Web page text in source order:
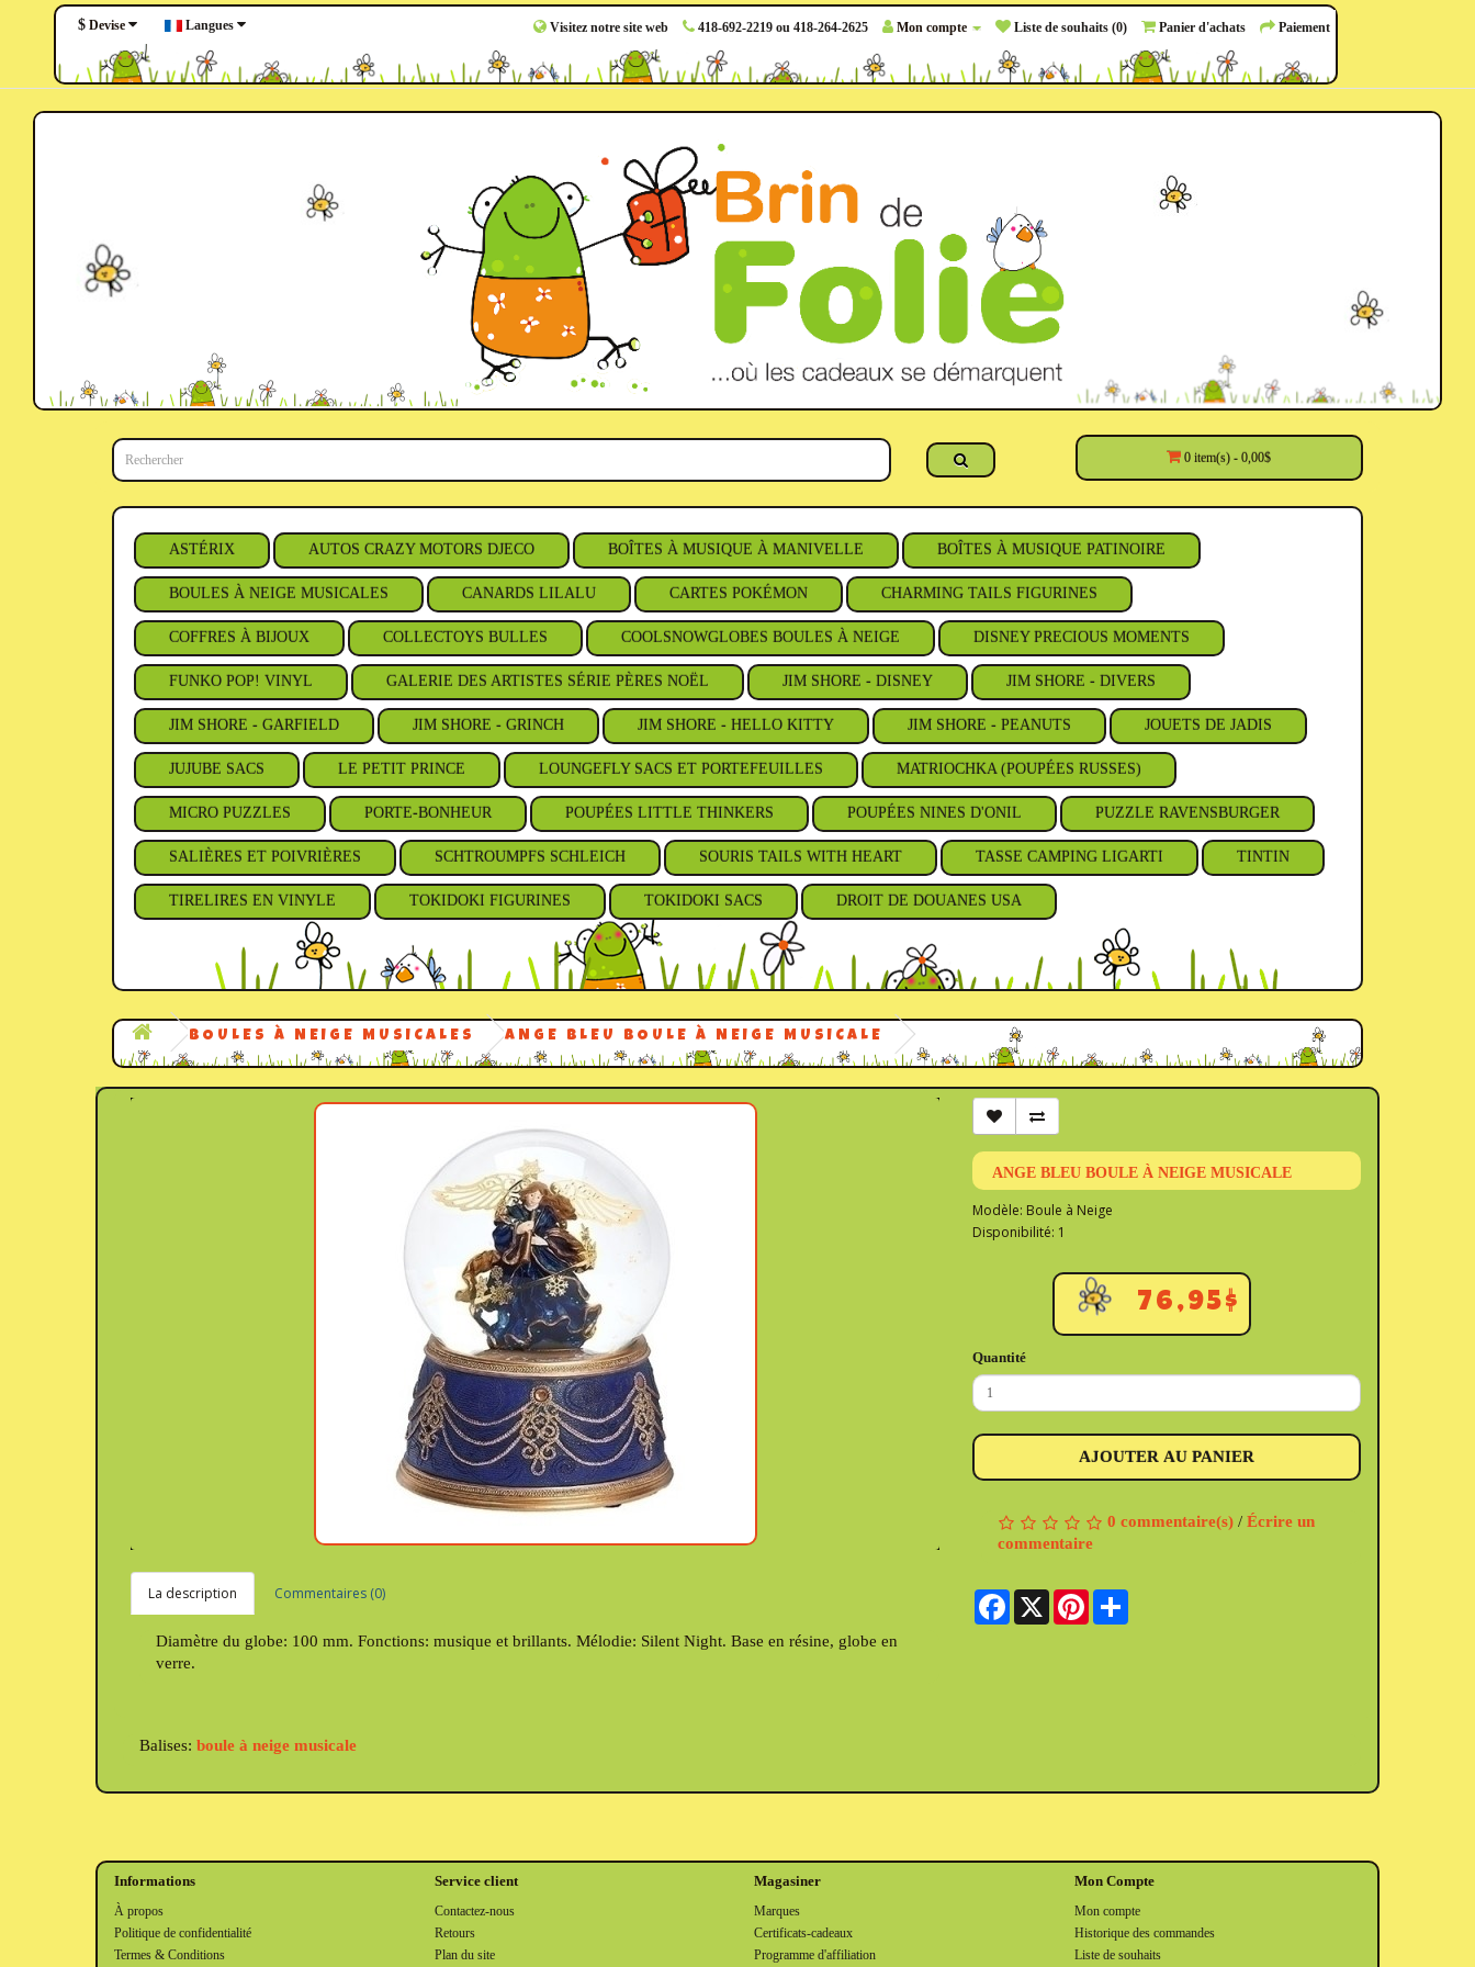
$ Devise Langues Visitez notre site web 418-692-2219 ou 418-264-2625 Mon compte Liste de souhaits (0) Panier d'achats Paiement
0 item(s) - 0,00$
ASTÉRIX AUTOS CRAZY MOTORS DJECO BOÎTES À MUSIQUE À MANIVELLE BOÎTES À MUSIQUE PATINOIRE
BOULES À NEIGE MUSICALES CANARDS LILALU CARTES POKÉMON CHARMING TAILS FIGURINES
COFFRES À BIJOUX COLLECTOYS BULLES COOLSNOWGLOBES BOULES À NEIGE DISNEY PRECIOUS MOMENTS
FUNKO POP! VINYL GALERIE DES ARTISTES SÉRIE PÈRES NOËL JIM SHORE - DISNEY JIM SHORE - DIVERS
JIM SHORE - GARFIELD JIM SHORE - GRINCH JIM SHORE - HELLO KITTY JIM SHORE - PEANUTS JOUETS DE JADIS
JUJUBE SACS LE PETIT PRINCE LOUNGEFLY SACS ET PORTEFEUILLES MATRIOCHKA (POUPÉES RUSSES)
MICRO PUZZLES PORTE-BONHEUR POUPÉES LITTLE THINKERS POUPÉES NINES D'ONIL PUZZLE RAVENSBURGER
SALIÈRES ET POIVRIÈRES SCHTROUMPFS SCHLEICH SOURIS TAILS WITH HEART TASSE CAMPING LIGARTI TINTIN
TIRELIRES EN VINYLE TOKIDOKI FIGURINES TOKIDOKI SACS DROIT DE DOUANES USA
BOULES À NEIGE MUSICALES ANGE BLEU BOULE À NEIGE MUSICALE
La description Commentaires (0)
Diamètre du globe: 100 mm. Fonctions: musique et brillants. Mélodie: Silent Night. Base en résine, globe en
verre.
ANGE BLEU BOULE À NEIGE MUSICALE
Modèle: Boule à Neige
Disponibilité: 1
76,95$
Quantité
AJOUTER AU PANIER
0 commentaire(s) /Écrire un
commentaire
Facebook
X Pinterest
Balises: boule à neige musicale
Informations
À propos
Politique de confidentialité
Termes & Conditions
Service client
Contactez-nous
Retours
Plan du site
Magasiner
Marques
Certificats-cadeaux
Programme d'affiliation
Mon Compte
Mon compte
Historique des commandes
Liste de souhaits